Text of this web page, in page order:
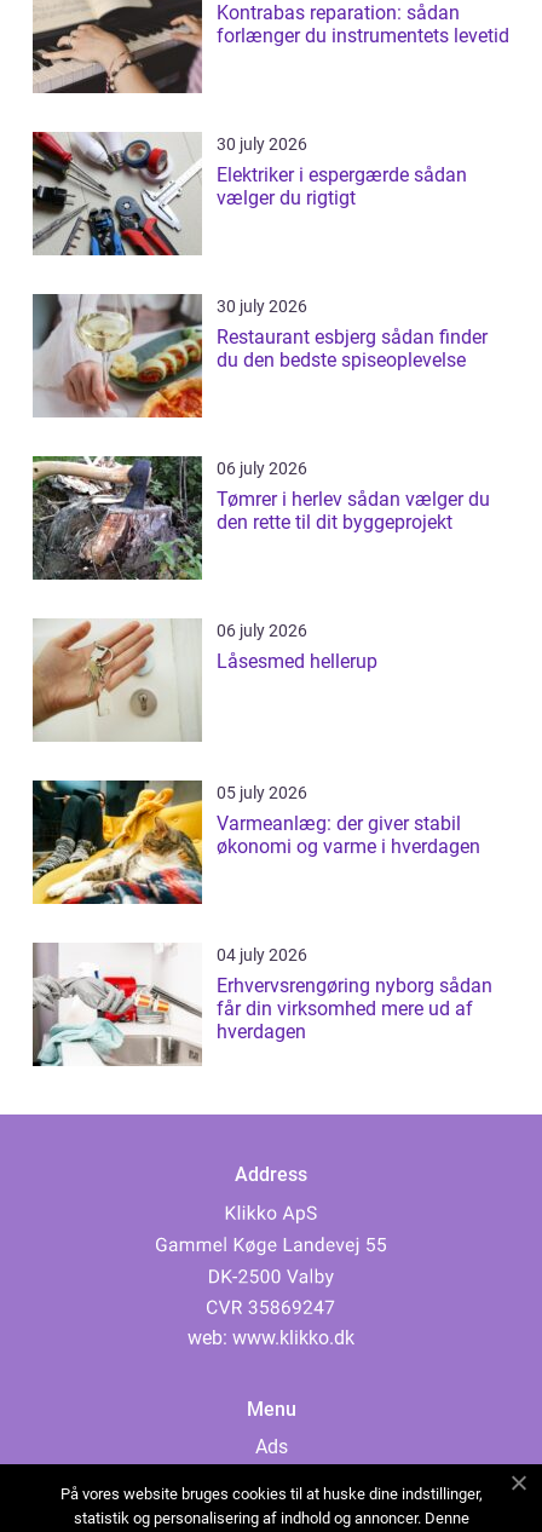
Kontrabas reparation: sådan
forlænger du instrumentets levetid
30 july 2026
Elektriker i espergærde sådan
vælger du rigtigt
30 july 2026
Restaurant esbjerg sådan finder
du den bedste spiseoplevelse
06 july 2026
Tømrer i herlev sådan vælger du
den rette til dit byggeprojekt
06 july 2026
Låsesmed hellerup
05 july 2026
Varmeanlæg: der giver stabil
økonomi og varme i hverdagen
04 july 2026
Erhvervsrengøring nyborg sådan
får din virksomhed mere ud af
hverdagen
Address
web: www.klikko.dk
Menu
Ads
Cookies
På vores website bruges cookies til at huske dine indstillinger,
statistik og personalisering af indhold og annoncer. Denne